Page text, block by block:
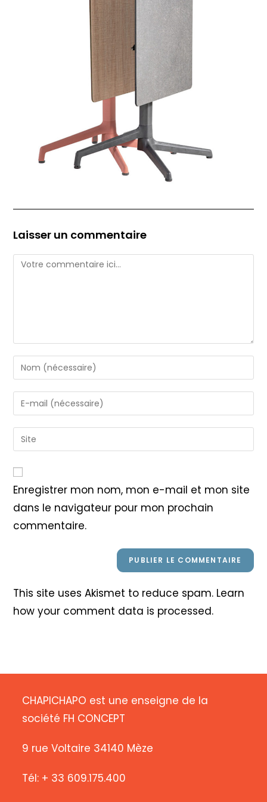
Laisser un commentaire
Comment
Enter
your
name
or
to
comment
Enter
your
email
address
Saisir
l’URL
votre
site
(facultatif)
Enregistrer mon nom, mon e-mail et mon site
dans le navigateur pour mon prochain
commentaire.
This site uses Akismet to reduce spam. Learn
how your comment data is processed.
CHAPICHAPO est une enseigne de la
société FH CONCEPT
9 rue Voltaire 34140 Mèze
Tél: + 33 609.175.400